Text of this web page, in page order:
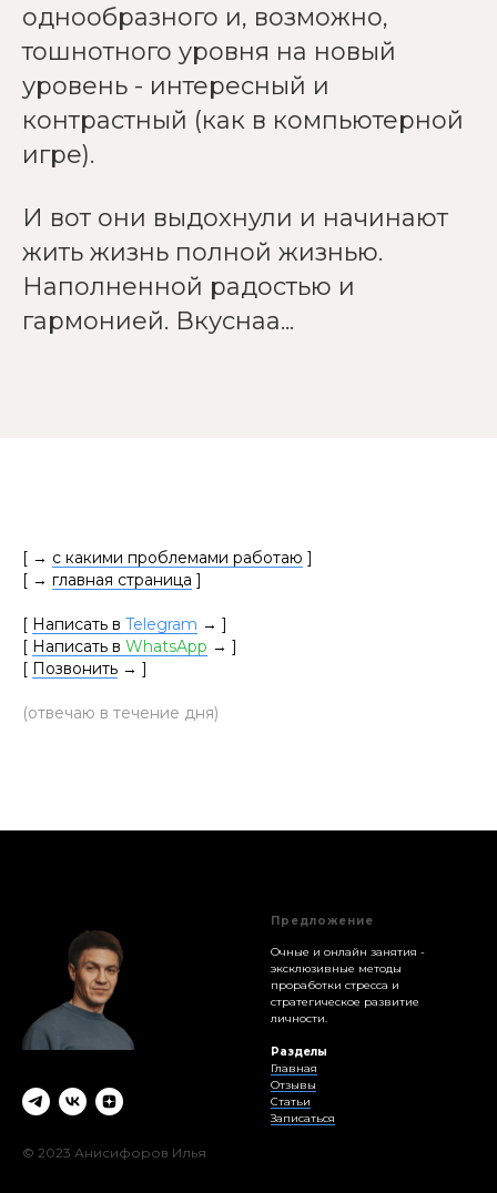
однообразного и, возможно,
тошнотного уровня на новый
уровень - интересный и
контрастный (как в компьютерной
игре).
И вот они выдохнули и начинают
жить жизнь полной жизнью.
Наполненной радостью и
гармонией. Вкуснаа...
[ → c какими проблемами работаю ]
[ → главная страница ]
[ Написать в Telegram → ]
[ Написать в WhatsApp → ]
[ Позвонить → ]
(отвечаю в течение дня)
© 2023 Анисифоров Илья
Предложение
Очные и онлайн занятия -
эксклюзивные методы
проработки стресса и
стратегическое развитие
личности.
Разделы
Главная
Отзывы
Статьи
Записаться